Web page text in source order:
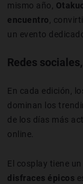
mismo año,
encuentro,
un evento
Redes
En cada edición,
dominan los
de los días más
online.
El cosplay tiene
disfraces épicos